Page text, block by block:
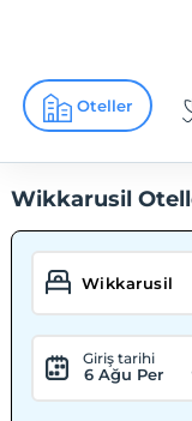
Oteller
Wikkarusil
Giriş tarihi
6 Ağu Per